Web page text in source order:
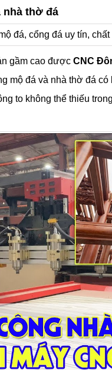
nhà thờ đá
gầm cao được CNC
mộ đá và nhà thờ đá
to không thể thiếu